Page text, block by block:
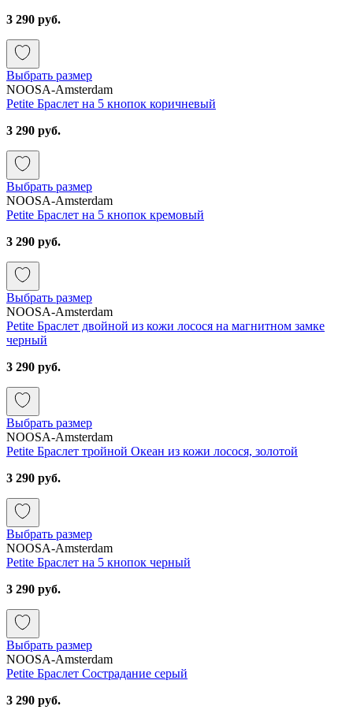
3 290 руб.
Выбрать размер
NOOSA-Amsterdam
Petite Браслет на 5 кнопок коричневый
3 290 руб.
Выбрать размер
NOOSA-Amsterdam
Petite Браслет на 5 кнопок кремовый
3 290 руб.
Выбрать размер
NOOSA-Amsterdam
Petite Браслет двойной из кожи лосося на магнитном замке
черный
3 290 руб.
Выбрать размер
NOOSA-Amsterdam
Petite Браслет тройной Океан из кожи лосося, золотой
3 290 руб.
Выбрать размер
NOOSA-Amsterdam
Petite Браслет на 5 кнопок черный
3 290 руб.
Выбрать размер
NOOSA-Amsterdam
Petite Браслет Сострадание серый
3 290 руб.